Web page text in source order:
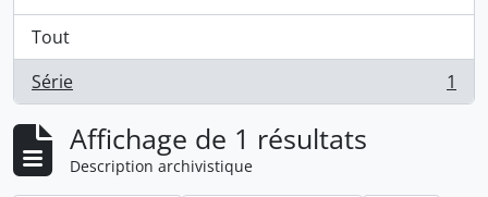
Tout
Série
, 1 résultats 1
Affichage de 1 résultats
Description archivistique